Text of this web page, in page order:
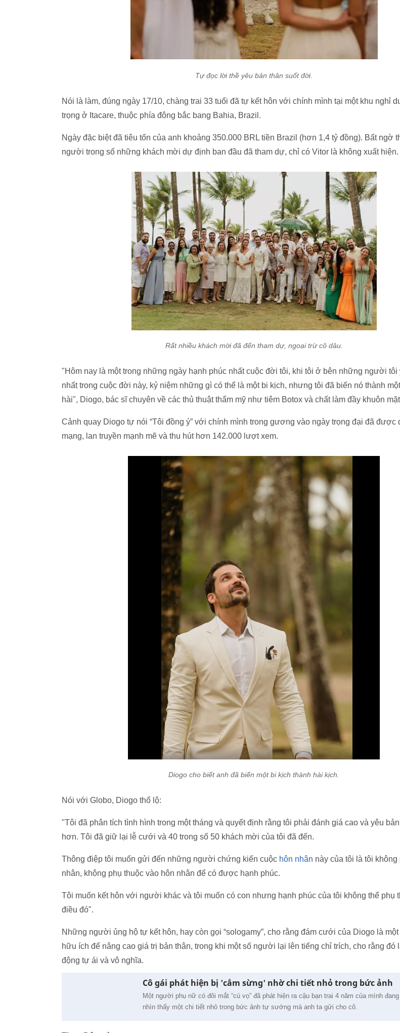
Tự đọc lời thề yêu bản thân suốt đời.
Nói là làm, đúng ngày 17/10, chàng trai 33 tuổi đã tự kết hôn với chính mình tại một khu nghỉ
trọng ở Itacare, thuộc phía đông bắc bang Bahia, Brazil.
Ngày đặc biệt đã tiêu tốn của anh khoảng 350.000 BRL tiền Brazil (hơn 1,4 tỷ đồng). Bất ngờ
người trong số những khách mời dự định ban đầu đã tham dự, chỉ có Vitor là không xuất hiện.
Rất nhiều khách mời đã đến tham dự, ngoại trừ cô dâu.
"Hôm nay là một trong những ngày hạnh phúc nhất cuộc đời tôi, khi tôi ở bên những người
nhất trong cuộc đời này, kỷ niệm những gì có thể là một bi kịch, nhưng tôi đã biến nó thành
hài", Diogo, bác sĩ chuyên về các thủ thuật thẩm mỹ như tiêm Botox và chất làm đầy khuôn
Cảnh quay Diogo tự nói “Tôi đồng ý” với chính mình trong gương vào ngày trọng đại đã được
mạng, lan truyền mạnh mẽ và thu hút hơn 142.000 lượt xem.
Diogo cho biết anh đã biến một bi kịch thành hài kịch.
Nói với Globo, Diogo thổ lộ:
"Tôi đã phân tích tình hình trong một tháng và quyết định rằng tôi phải đánh giá cao và yêu
hơn. Tôi đã giữ lại lễ cưới và 40 trong số 50 khách mời của tôi đã đến.
Thông điệp tôi muốn gửi đến những người chứng kiến cuộc hôn nhân này của tôi là tôi không
nhân, không phụ thuộc vào hôn nhân để có được hạnh phúc.
Tôi muốn kết hôn với người khác và tôi muốn có con nhưng hạnh phúc của tôi không thể phụ
điều đó".
Những người ủng hộ tự kết hôn, hay còn gọi “sologamy”, cho rằng đám cưới của Diogo là
hữu ích để nâng cao giá trị bản thân, trong khi một số người lại lên tiếng chỉ trích, cho rằng đó
động tự ái và vô nghĩa.
Cô gái phát hiện bị 'cắm sừng' nhờ chi tiết nhỏ trong bức ảnh
Một người phụ nữ có đôi mắt “cú vọ” đã phát hiện ra cậu bạn trai 4 năm của mình
nhìn thấy một chi tiết nhỏ trong bức ảnh tự sướng mà anh ta gửi cho cô.